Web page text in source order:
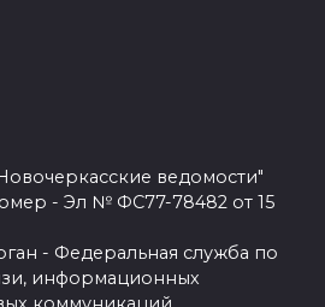
ведомости"
- Эл № ФС77-78482 от 15
- Федеральная служба по
информационных